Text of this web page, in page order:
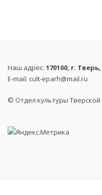
Наш адрес: 170100, г.
E-mail: cult-eparh@mail.ru
© Отдел культуры